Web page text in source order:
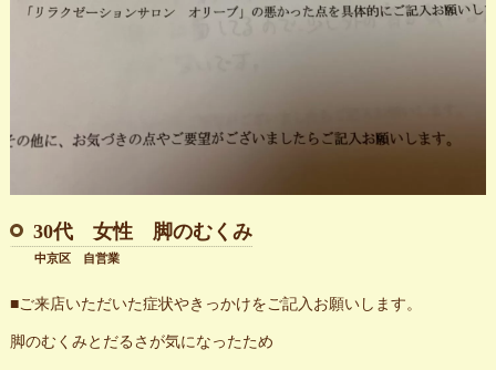
30代 女性 脚のむくみ
中京区 自営業
■ご来店いただいた症状やきっかけをご記入お願いします。
脚のむくみとだるさが気になったため